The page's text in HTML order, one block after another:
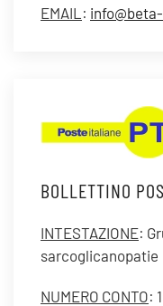
EMAIL :
BOLLETTINO
INTESTAZIONE:
sarcoglicanopatie
NUMERO CONTO: